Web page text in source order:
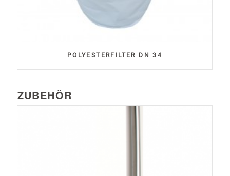
POLYESTERFILTER DN 34
ZUBEHÖR